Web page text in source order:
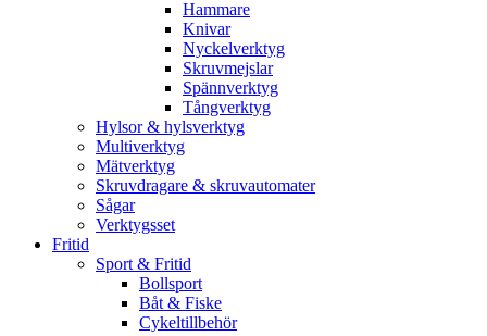
Hammare
Knivar
Nyckelverktyg
Skruvmejslar
Spännverktyg
Tångverktyg
Hylsor & hylsverktyg
Multiverktyg
Mätverktyg
Skruvdragare & skruvautomater
Sågar
Verktygsset
Fritid
Sport & Fritid
Bollsport
Båt & Fiske
Cykeltillbehör